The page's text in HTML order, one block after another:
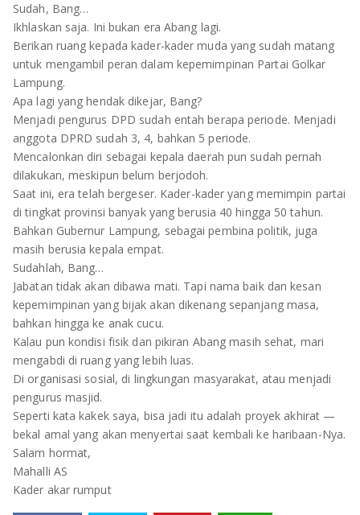
Sudah, Bang…
Ikhlaskan saja. Ini bukan era Abang lagi.
Berikan ruang kepada kader-kader muda yang sudah matang
untuk mengambil peran dalam kepemimpinan Partai Golkar
Lampung.
Apa lagi yang hendak dikejar, Bang?
Menjadi pengurus DPD sudah entah berapa periode. Menjadi
anggota DPRD sudah 3, 4, bahkan 5 periode.
Mencalonkan diri sebagai kepala daerah pun sudah pernah
dilakukan, meskipun belum berjodoh.
Saat ini, era telah bergeser. Kader-kader yang memimpin partai
di tingkat provinsi banyak yang berusia 40 hingga 50 tahun.
Bahkan Gubernur Lampung, sebagai pembina politik, juga
masih berusia kepala empat.
Sudahlah, Bang…
Jabatan tidak akan dibawa mati. Tapi nama baik dan kesan
kepemimpinan yang bijak akan dikenang sepanjang masa,
bahkan hingga ke anak cucu.
Kalau pun kondisi fisik dan pikiran Abang masih sehat, mari
mengabdi di ruang yang lebih luas.
Di organisasi sosial, di lingkungan masyarakat, atau menjadi
pengurus masjid.
Seperti kata kakek saya, bisa jadi itu adalah proyek akhirat —
bekal amal yang akan menyertai saat kembali ke haribaan-Nya.
Salam hormat,
Mahalli AS
Kader akar rumput